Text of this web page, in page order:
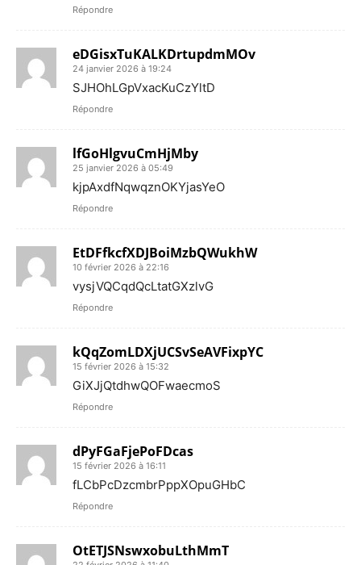
Répondre
eDGisxTuKALKDrtupdmMOv
24 janvier 2026 à 19:24
SJHOhLGpVxacKuCzYltD
Répondre
lfGoHlgvuCmHjMby
25 janvier 2026 à 05:49
kjpAxdfNqwqznOKYjasYeO
Répondre
EtDFfkcfXDJBoiMzbQWukhW
10 février 2026 à 22:16
vysjVQCqdQcLtatGXzlvG
Répondre
kQqZomLDXjUCSvSeAVFixpYC
15 février 2026 à 15:32
GiXJjQtdhwQOFwaecmoS
Répondre
dPyFGaFjePoFDcas
15 février 2026 à 16:11
fLCbPcDzcmbrPppXOpuGHbC
Répondre
OtETJSNswxobuLthMmT